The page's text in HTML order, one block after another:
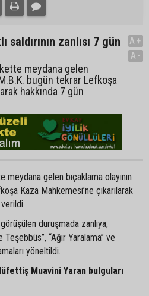
zanlısı 7 gün
meydana gelen
M.B.K. bugün tekrar Lefkoşa
hakkında 7 gün
A+
A-
gelen bıçaklama olayının
Kaza Mahkemesi’ne çıkarılarak
duruşmada zanlıya,
“Ağır Yaralama” ve
yöneltildi.
Muavini Yaran bulguları